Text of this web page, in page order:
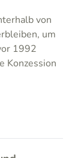
von
um
1992
Konzession